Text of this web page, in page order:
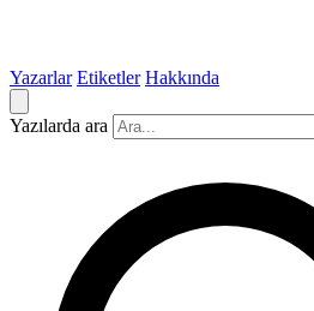
Yazarlar Etiketler Hakkında
Yazılarda ara